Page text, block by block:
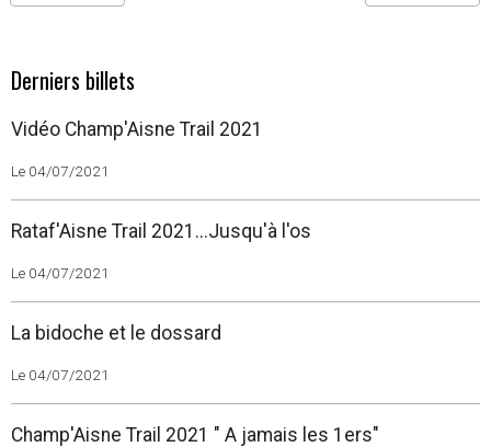
Derniers billets
Vidéo Champ'Aisne Trail 2021
Le 04/07/2021
Rataf'Aisne Trail 2021...Jusqu'à l'os
Le 04/07/2021
La bidoche et le dossard
Le 04/07/2021
Champ'Aisne Trail 2021 " A jamais les 1ers"